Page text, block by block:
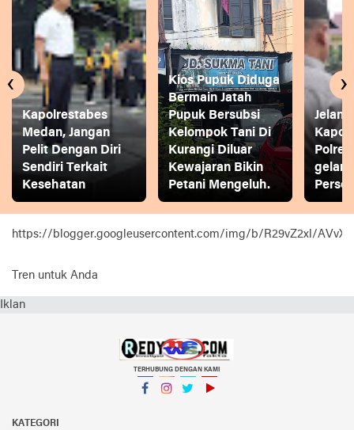
Kapolrestabes
Medan, Jangan
Pelit Dengan Diri
Sendiri Terkait
Kesehatan
Kios Pupuk Diduga
Bermain Jatah
Pupuk Bersubsi
Kelompok Tani Di
Kurangi Diluar
Kewajaran Bikin
Petani Mengeluh.
gelar
‹ ›
https://blogger.googleusercontent.com/img/b/R29vZ2xl/
Tren untuk Anda
Iklan
TERHUBUNG DENGAN KAMI
KATEGORI